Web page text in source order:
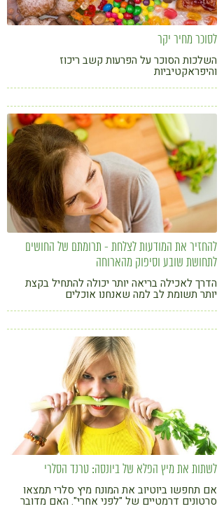
לסוכר מחיר יקר
השלכות הסוכר על הפרעות קשב ריכוז
והיפראקטיביות
להחזיר את המודעות לצלחת - תרומתם של החושים
לתחושת שובע וסיפוק מהארוחה
הדרך לאכילה בריאה יותר יכולה להתחיל בקצת
יותר תשומת לב למה שאנחנו אוכלים
לשתות את מיץ הפלא של ביונסה: טרנד הסלרי
אם תחפשו ביוטיוב את המונח מיץ סלרי תמצאו
סרטונים דרמטיים של "לפני אחרי". האם מדובר